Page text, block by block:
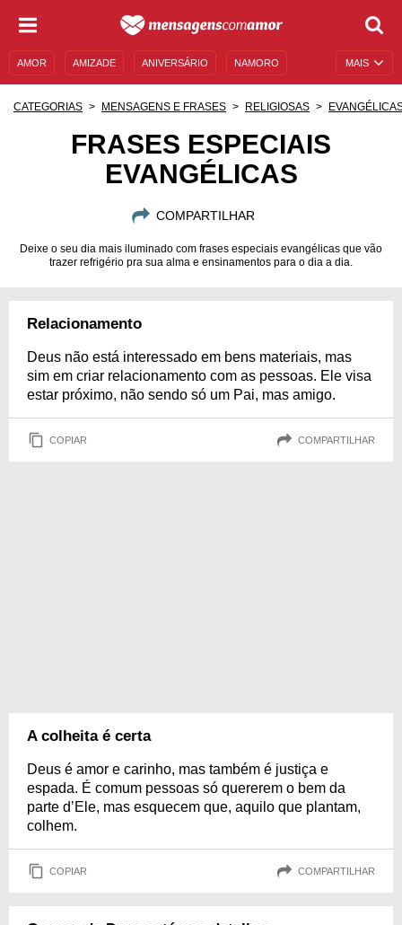
MAIS
AMOR AMIZADE ANIVERSÁRIO NAMORO
MENSAGENS E FRASES MENSAGENS DE ANIVERSÁRIO
CATEGORIAS MENSAGENS E FRASES RELIGIOSAS
FRASES ESPECIAIS
EVANGÉLICAS
COMPARTILHAR
Deixe o seu dia mais iluminado com frases especiais evangélicas que vão
trazer refrigério pra sua alma e ensinamentos para o dia a dia.
Relacionamento
Deus não está interessado em bens materiais, mas
sim em criar relacionamento com as pessoas. Ele visa
estar próximo, não sendo só um Pai, mas amigo.
COPIAR COMPARTILHAR
A colheita é certa
Deus é amor e carinho, mas também é justiça e
espada. É comum pessoas só quererem o bem da
parte d’Ele, mas esquecem que, aquilo que plantam,
colhem.
COPIAR COMPARTILHAR